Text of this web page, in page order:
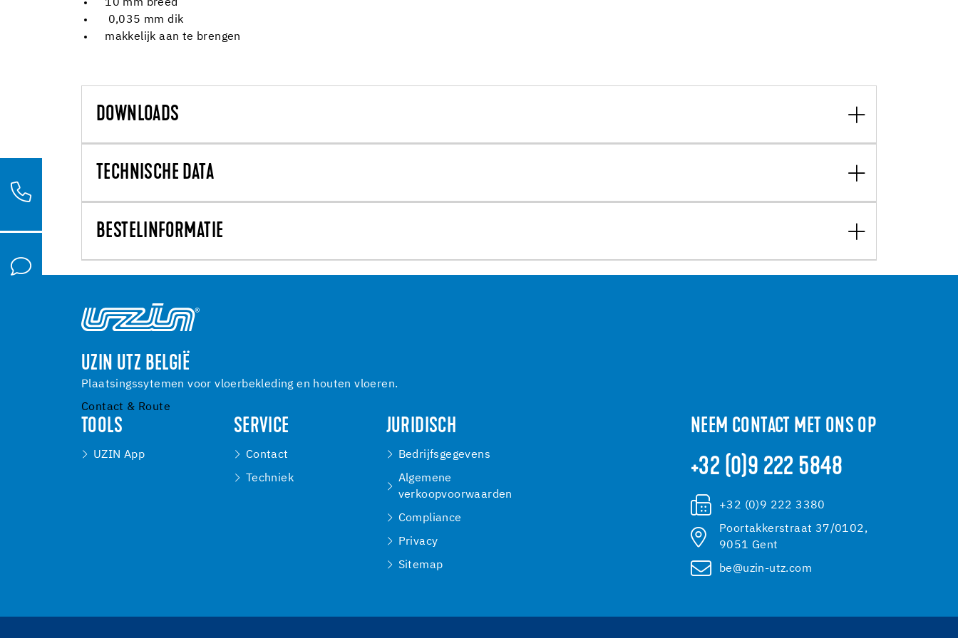
10 mm breed
0,035 mm dik
makkelijk aan te brengen
DOWNLOADS
TECHNISCHE DATA
BESTELINFORMATIE
UZIN UTZ BELGIË
Plaatsingssytemen voor vloerbekleding en houten vloeren.
Contact & Route
TOOLS
UZIN App
SERVICE
Contact
Techniek
JURIDISCH
Bedrijfsgegevens
Algemene
verkoopvoorwaarden
Compliance
Privacy
Sitemap
NEEM CONTACT MET ONS OP
+32 (0)9 222 5848
+32 (0)9 222 3380
Poortakkerstraat 37/0102,
9051 Gent
be@uzin-utz.com